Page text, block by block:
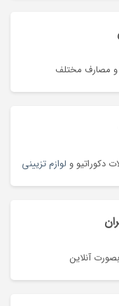
و مصارف مختلف
دکوراتیو و لوازم تزیینی
بصورت آنلاین